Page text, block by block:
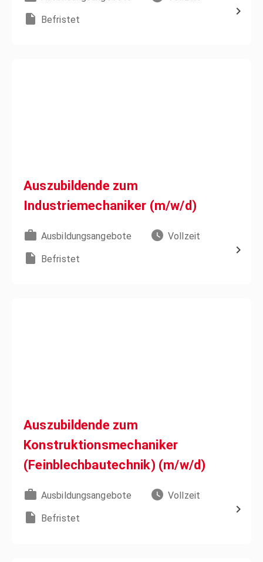
Befristet
Auszubildende zum
Industriemechaniker (m/w/d)
Ausbildungsangebote Vollzeit
Befristet
Auszubildende zum
Konstruktionsmechaniker
(Feinblechbautechnik) (m/w/d)
Ausbildungsangebote Vollzeit
Befristet